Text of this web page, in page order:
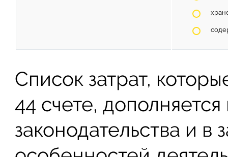
Список затрат,
44 счете,
законодательства и в